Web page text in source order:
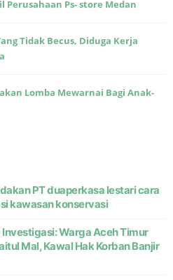
Perusahaan Ps- store Medan
Tidak Becus, Diduga Kerja
Lomba Mewarnai Bagi Anak-
PT duaperkasa lestari cara
kawasan konservasi
Warga Aceh Timur
Mal, Kawal Hak Korban Banjir